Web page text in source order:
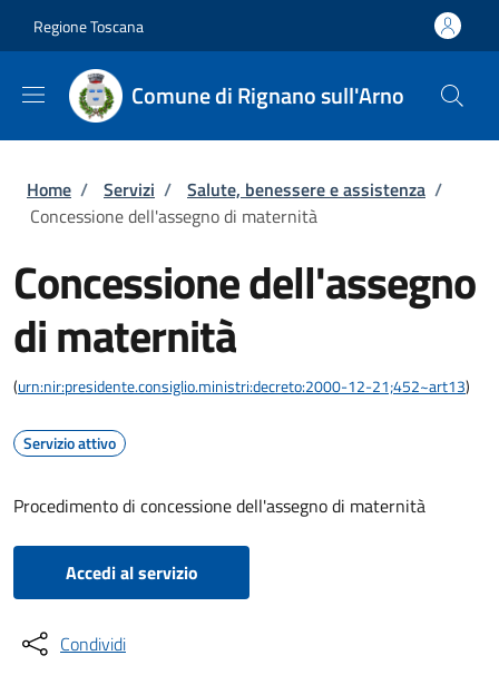
Regione Toscana
Comune di Rignano sull'Arno
Briciole di pane
Home / Servizi / Salute, benessere e assistenza /
Concessione dell'assegno di maternità
Concessione dell'assegno
di maternità
(urn:nir:presidente.consiglio.ministri:decreto:2000-12-21;452~art13)
Servizio attivo
Procedimento di concessione dell'assegno di maternità
Accedi al servizio
Condividi